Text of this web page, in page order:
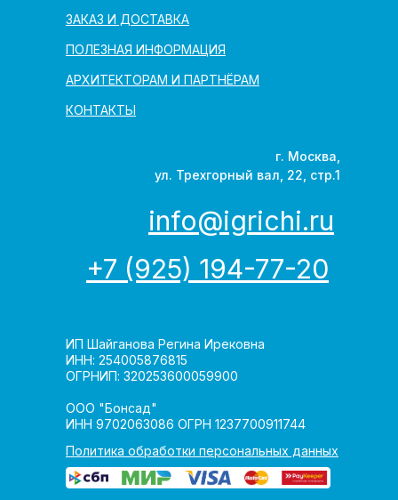
АРХИТЕКТОРАМ И ПАРТНЁРАМ
КОНТАКТЫ
ПОЛЕЗНАЯ ИНФОРМАЦИЯ
ЗАКАЗ И ДОСТАВКА
Политика обработки персональных данных
г. Москва,
ул. Трехгорный вал, 22, стр.1
ИП Шайганова Регина Ирековна
ИНН: 254005876815
ОГРНИП: 320253600059900
ООО "Бонсад"
ИНН 9702063086 ОГРН 1237700911744
+7 (925) 194-77-20
info@igrichi.ru